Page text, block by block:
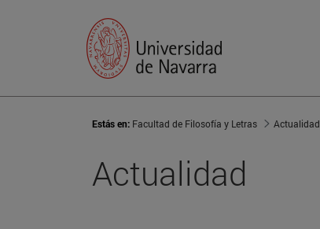
Estás en: Facultad de Filosofía y Letras Actualidad
Actualidad